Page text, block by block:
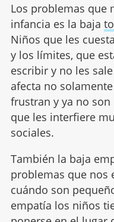
Los problemas que
infancia es la baja
Niños que les
y los límites, que
escribir y no les
afecta no
frustran y ya no son
que les interfiere
sociales.
También la baja
problemas que nos
cuándo son
empatía los niños